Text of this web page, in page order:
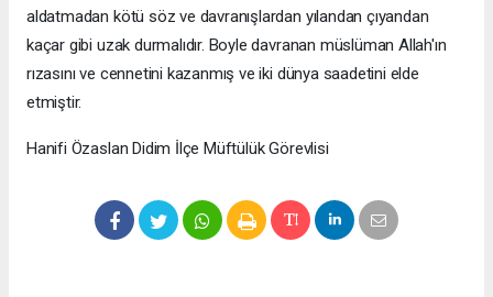
aldatmadan kötü söz ve davranışlardan yılandan çıyandan
kaçar gibi uzak durmalıdır. Boyle davranan müslüman Allah'ın
rızasını ve cennetini kazanmış ve iki dünya saadetini elde
etmiştir.
Hanifi Özaslan Didim İlçe Müftülük Görevlisi